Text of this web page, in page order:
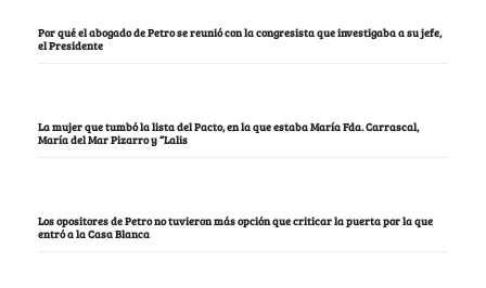
Por qué el abogado de Petro se reunió con la congresista que investigaba a su jefe,
el Presidente
La mujer que tumbó la lista del Pacto, en la que estaba María Fda. Carrascal,
María del Mar Pizarro y “Lalis
Los opositores de Petro no tuvieron más opción que criticar la puerta por la que
entró a la Casa Blanca